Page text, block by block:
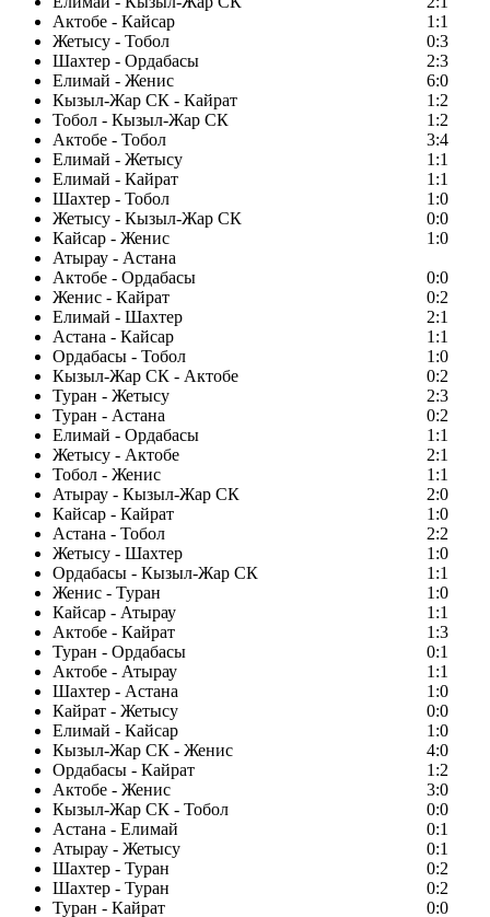
Актобе - Кайсар
1:1
Жетысу - Тобол
0:3
Шахтер - Ордабасы
2:3
Елимай - Женис
6:0
Кызыл-Жар СК - Кайрат
1:2
Тобол - Кызыл-Жар СК
1:2
Актобе - Тобол
3:4
Елимай - Жетысу
1:1
Елимай - Кайрат
1:1
Шахтер - Тобол
1:0
Жетысу - Кызыл-Жар СК
0:0
Кайсар - Женис
1:0
Атырау - Астана
Актобе - Ордабасы
0:0
Женис - Кайрат
0:2
Елимай - Шахтер
2:1
Астана - Кайсар
1:1
Ордабасы - Тобол
1:0
Кызыл-Жар СК - Актобе
0:2
Туран - Жетысу
2:3
Туран - Астана
0:2
Елимай - Ордабасы
1:1
Жетысу - Актобе
2:1
Тобол - Женис
1:1
Атырау - Кызыл-Жар СК
2:0
Кайсар - Кайрат
1:0
Астана - Тобол
2:2
Жетысу - Шахтер
1:0
Ордабасы - Кызыл-Жар СК
1:1
Женис - Туран
1:0
Кайсар - Атырау
1:1
Актобе - Кайрат
1:3
Туран - Ордабасы
0:1
Актобе - Атырау
1:1
Шахтер - Астана
1:0
Кайрат - Жетысу
0:0
Елимай - Кайсар
1:0
Кызыл-Жар СК - Женис
4:0
Ордабасы - Кайрат
1:2
Актобе - Женис
3:0
Кызыл-Жар СК - Тобол
0:0
Астана - Елимай
0:1
Атырау - Жетысу
0:1
Шахтер - Туран
0:2
Шахтер - Туран
0:2
Туран - Кайрат
0:0